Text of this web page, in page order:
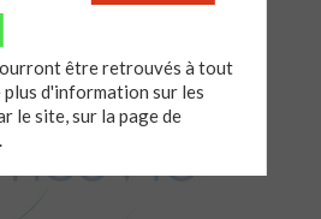
être retrouvés à tout
plus d'information sur les
le site, sur la page de